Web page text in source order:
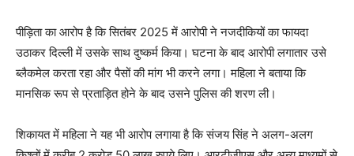
पीड़िता का आरोप है कि सितंबर 2025 में आरोपी ने नजदीकियों का फायदा
उठाकर दिल्ली में उसके साथ दुष्कर्म किया। घटना के बाद आरोपी लगातार उसे
ब्लैकमेल करता रहा और पैसों की मांग भी करने लगा। महिला ने बताया कि
मानसिक रूप से प्रताड़ित होने के बाद उसने पुलिस की शरण ली।
शिकायत में महिला ने यह भी आरोप लगाया है कि संजय सिंह ने अलग-अलग